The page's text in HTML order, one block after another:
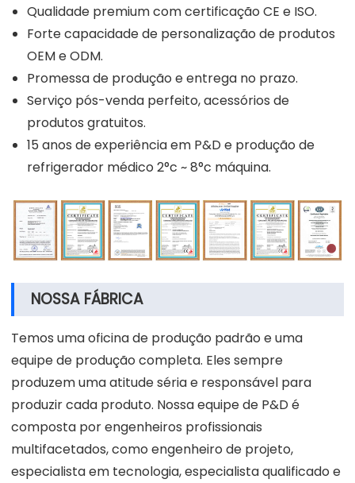
Qualidade premium com certificação CE e ISO.
Forte capacidade de personalização de produtos
OEM e ODM.
Promessa de produção e entrega no prazo.
Serviço pós-venda perfeito, acessórios de
produtos gratuitos.
15 anos de experiência em P&D e produção de
refrigerador médico 2°c ~ 8°c máquina.
NOSSA FÁBRICA
Temos uma oficina de produção padrão e uma
equipe de produção completa. Eles sempre
produzem uma atitude séria e responsável para
produzir cada produto. Nossa equipe de P&D é
composta por engenheiros profissionais
multifacetados, como engenheiro de projeto,
especialista em tecnologia, especialista qualificado e